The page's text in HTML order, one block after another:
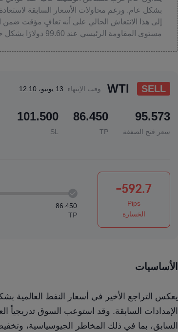
بشكل عام. ورغم محاولات الأسعار السابقة
إلى هذا الانتعاش الحالي على أنه تعافٍ مؤقت ضمن
مستوى المقاومة الرئيسي عند 99.60 دولارًا بشكل حاسم.
SELL
WTI وقت الإنتهاء 13 يونيو، 12:10
95.573
سعر فتح الصفقة
86.450
TP
101.500
SL
-592.7
Pips
الخسارة
86.450
TP
الأساسيات